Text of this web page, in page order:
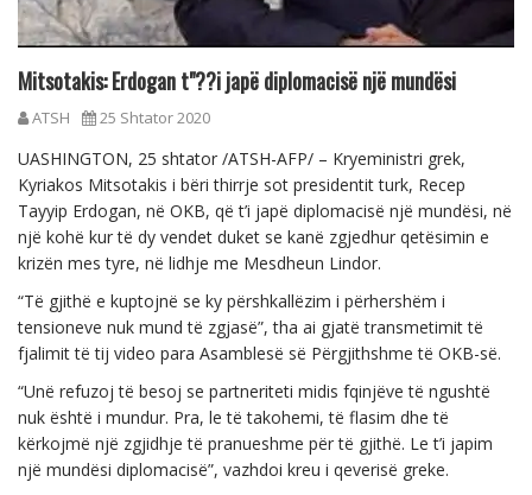
Mitsotakis: Erdogan t"??i japë diplomacisë një mundësi
ATSH 25 Shtator 2020
UASHINGTON, 25 shtator /ATSH-AFP/ – Kryeministri grek,
Kyriakos Mitsotakis i bëri thirrje sot presidentit turk, Recep
Tayyip Erdogan, në OKB, që t’i japë diplomacisë një mundësi, në
një kohë kur të dy vendet duket se kanë zgjedhur qetësimin e
krizën mes tyre, në lidhje me Mesdheun Lindor.
“Të gjithë e kuptojnë se ky përshkallëzim i përhershëm i
tensioneve nuk mund të zgjasë”, tha ai gjatë transmetimit të
fjalimit të tij video para Asamblesë së Përgjithshme të OKB-së.
“Unë refuzoj të besoj se partneriteti midis fqinjëve të ngushtë
nuk është i mundur. Pra, le të takohemi, të flasim dhe të
kërkojmë një zgjidhje të pranueshme për të gjithë. Le t’i japim
një mundësi diplomacisë”, vazhdoi kreu i qeverisë greke.